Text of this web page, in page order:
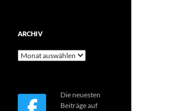
ARCHIV
Archiv
Die neuesten
Beiträge auf